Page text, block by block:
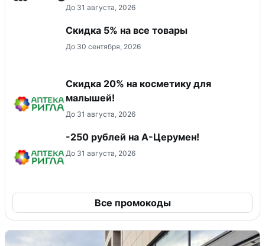
До 31 августа, 2026
Скидка 5% на все товары
До 30 сентября, 2026
Скидка 20% на косметику для
малышей!
До 31 августа, 2026
-250 рублей на А-Церумен!
До 31 августа, 2026
Все промокоды